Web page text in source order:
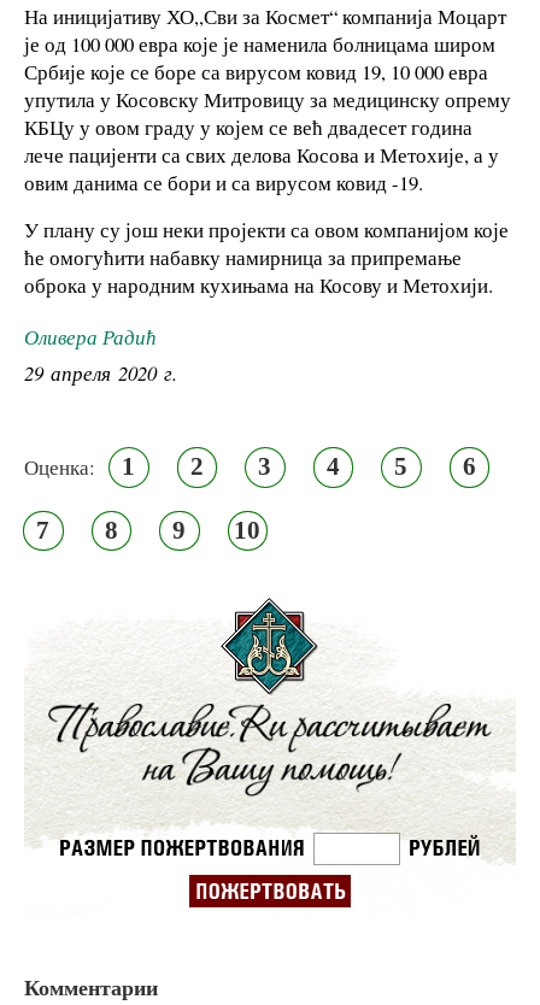
На иницијативу ХО,,Сви за Космет“ компанија Моцарт
је од 100 000 евра које је наменила болницама широм
Србије које се боре са вирусом ковид 19, 10 000 евра
упутила у Косовску Митровицу за медицинску опрему
КБЦу у овом граду у којем се већ двадесет година
лече пацијенти са свих делова Косова и Метохије, а у
овим данима се бори и са вирусом ковид -19.
У плану су још неки пројекти са овом компанијом које
ће омогућити набавку намирница за припремање
оброка у народним кухињама на Косову и Метохији.
Оливера Радић
29 апреля 2020 г.
Оценка: 1 2 3 4 5 6
7 8 9 10
Комментарии